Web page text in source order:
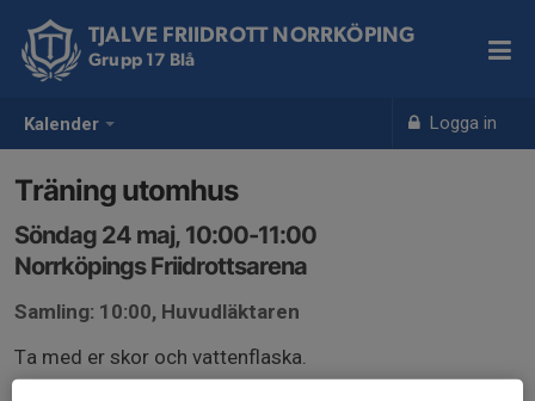
Kalender Logga in
TJALVE FRIIDROTT NORRKÖPING
Grupp 17 Blå
Träning utomhus
Söndag 24 maj, 10:00-11:00
Norrköpings Friidrottsarena
Samling: 10:00, Huvudläktaren
Ta med er skor och vattenflaska.